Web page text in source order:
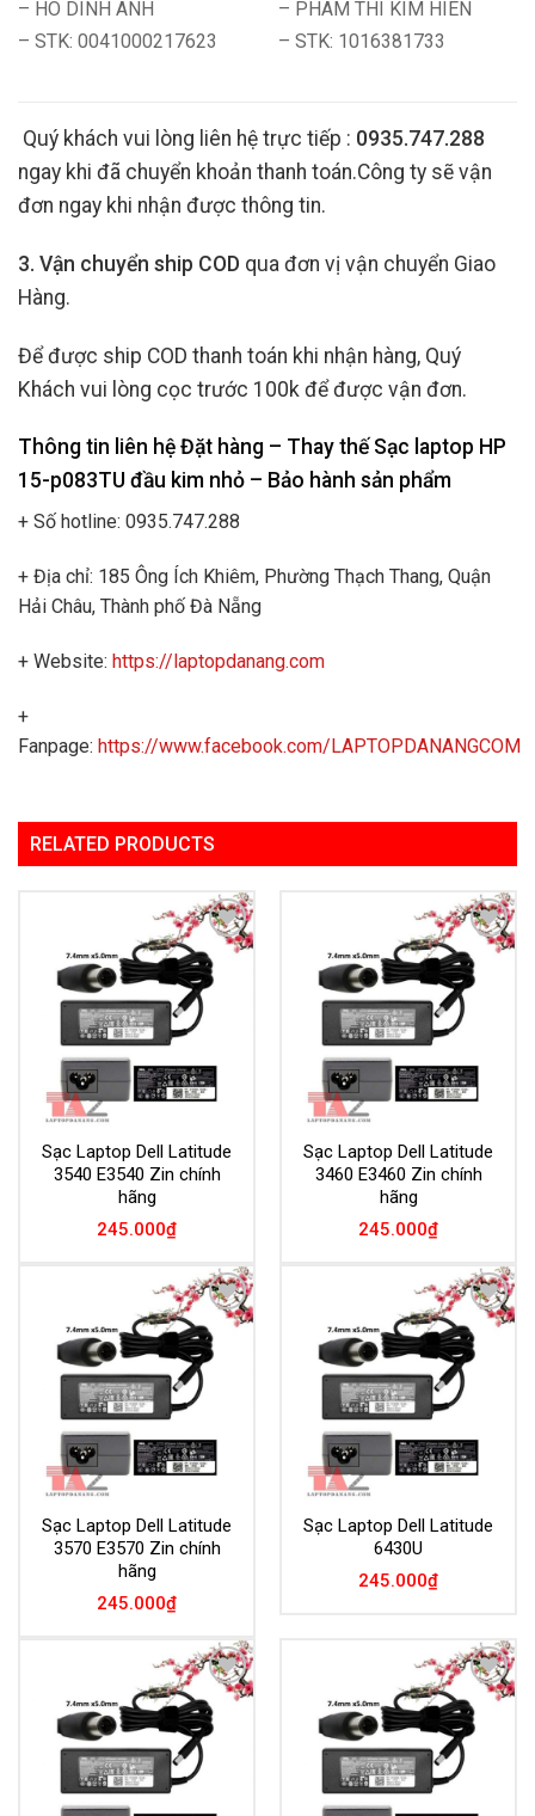
– HO DINH ANH
– STK: 0041000217623
– PHAM THI KIM HIEN
– STK: 1016381733
Quý khách vui lòng liên hệ trực tiếp : 0935.747.288
ngay khi đã chuyển khoản thanh toán.Công ty sẽ vận
đơn ngay khi nhận được thông tin.
3. Vận chuyển ship COD qua đơn vị vận chuyển Giao
Hàng.
Để được ship COD thanh toán khi nhận hàng, Quý
Khách vui lòng cọc trước 100k để được vận đơn.
Thông tin liên hệ Đặt hàng – Thay thế Sạc laptop HP
15-p083TU đầu kim nhỏ – Bảo hành sản phẩm
+ Số hotline: 0935.747.288
+ Địa chỉ: 185 Ông Ích Khiêm, Phường Thạch Thang, Quận
Hải Châu, Thành phố Đà Nẵng
+ Website: https://laptopdanang.com
+
Fanpage: https://www.facebook.com/LAPTOPDANANGCOM
RELATED PRODUCTS
Add to
Wishlist
Sạc Laptop Dell Latitude
3540 E3540 Zin chính
hãng
245.000₫
Add to
Wishlist
Sạc Laptop Dell Latitude
3460 E3460 Zin chính
hãng
245.000₫
Add to
Wishlist
Sạc Laptop Dell Latitude
3570 E3570 Zin chính
hãng
245.000₫
Add to
Wishlist
Sạc Laptop Dell Latitude
6430U
245.000₫
Add to
Wishlist
Add to
Wishlist